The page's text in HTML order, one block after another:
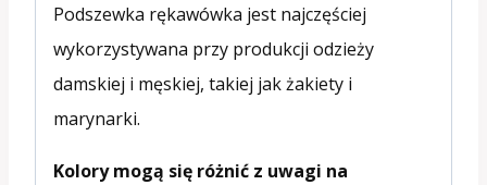
Podszewka rękawówka jest najczęściej
wykorzystywana przy produkcji odzieży
damskiej i męskiej, takiej jak żakiety i
marynarki.
Kolory mogą się różnić z uwagi na